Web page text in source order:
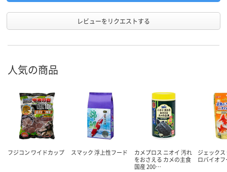
レビューをリクエストする
人気の商品
フジコン ワイドカップ スマック 浮上性フード
カメプロス ニオイ 汚れ
をおさえる カメの主食
国産 200…
ジェック
ロバイオ